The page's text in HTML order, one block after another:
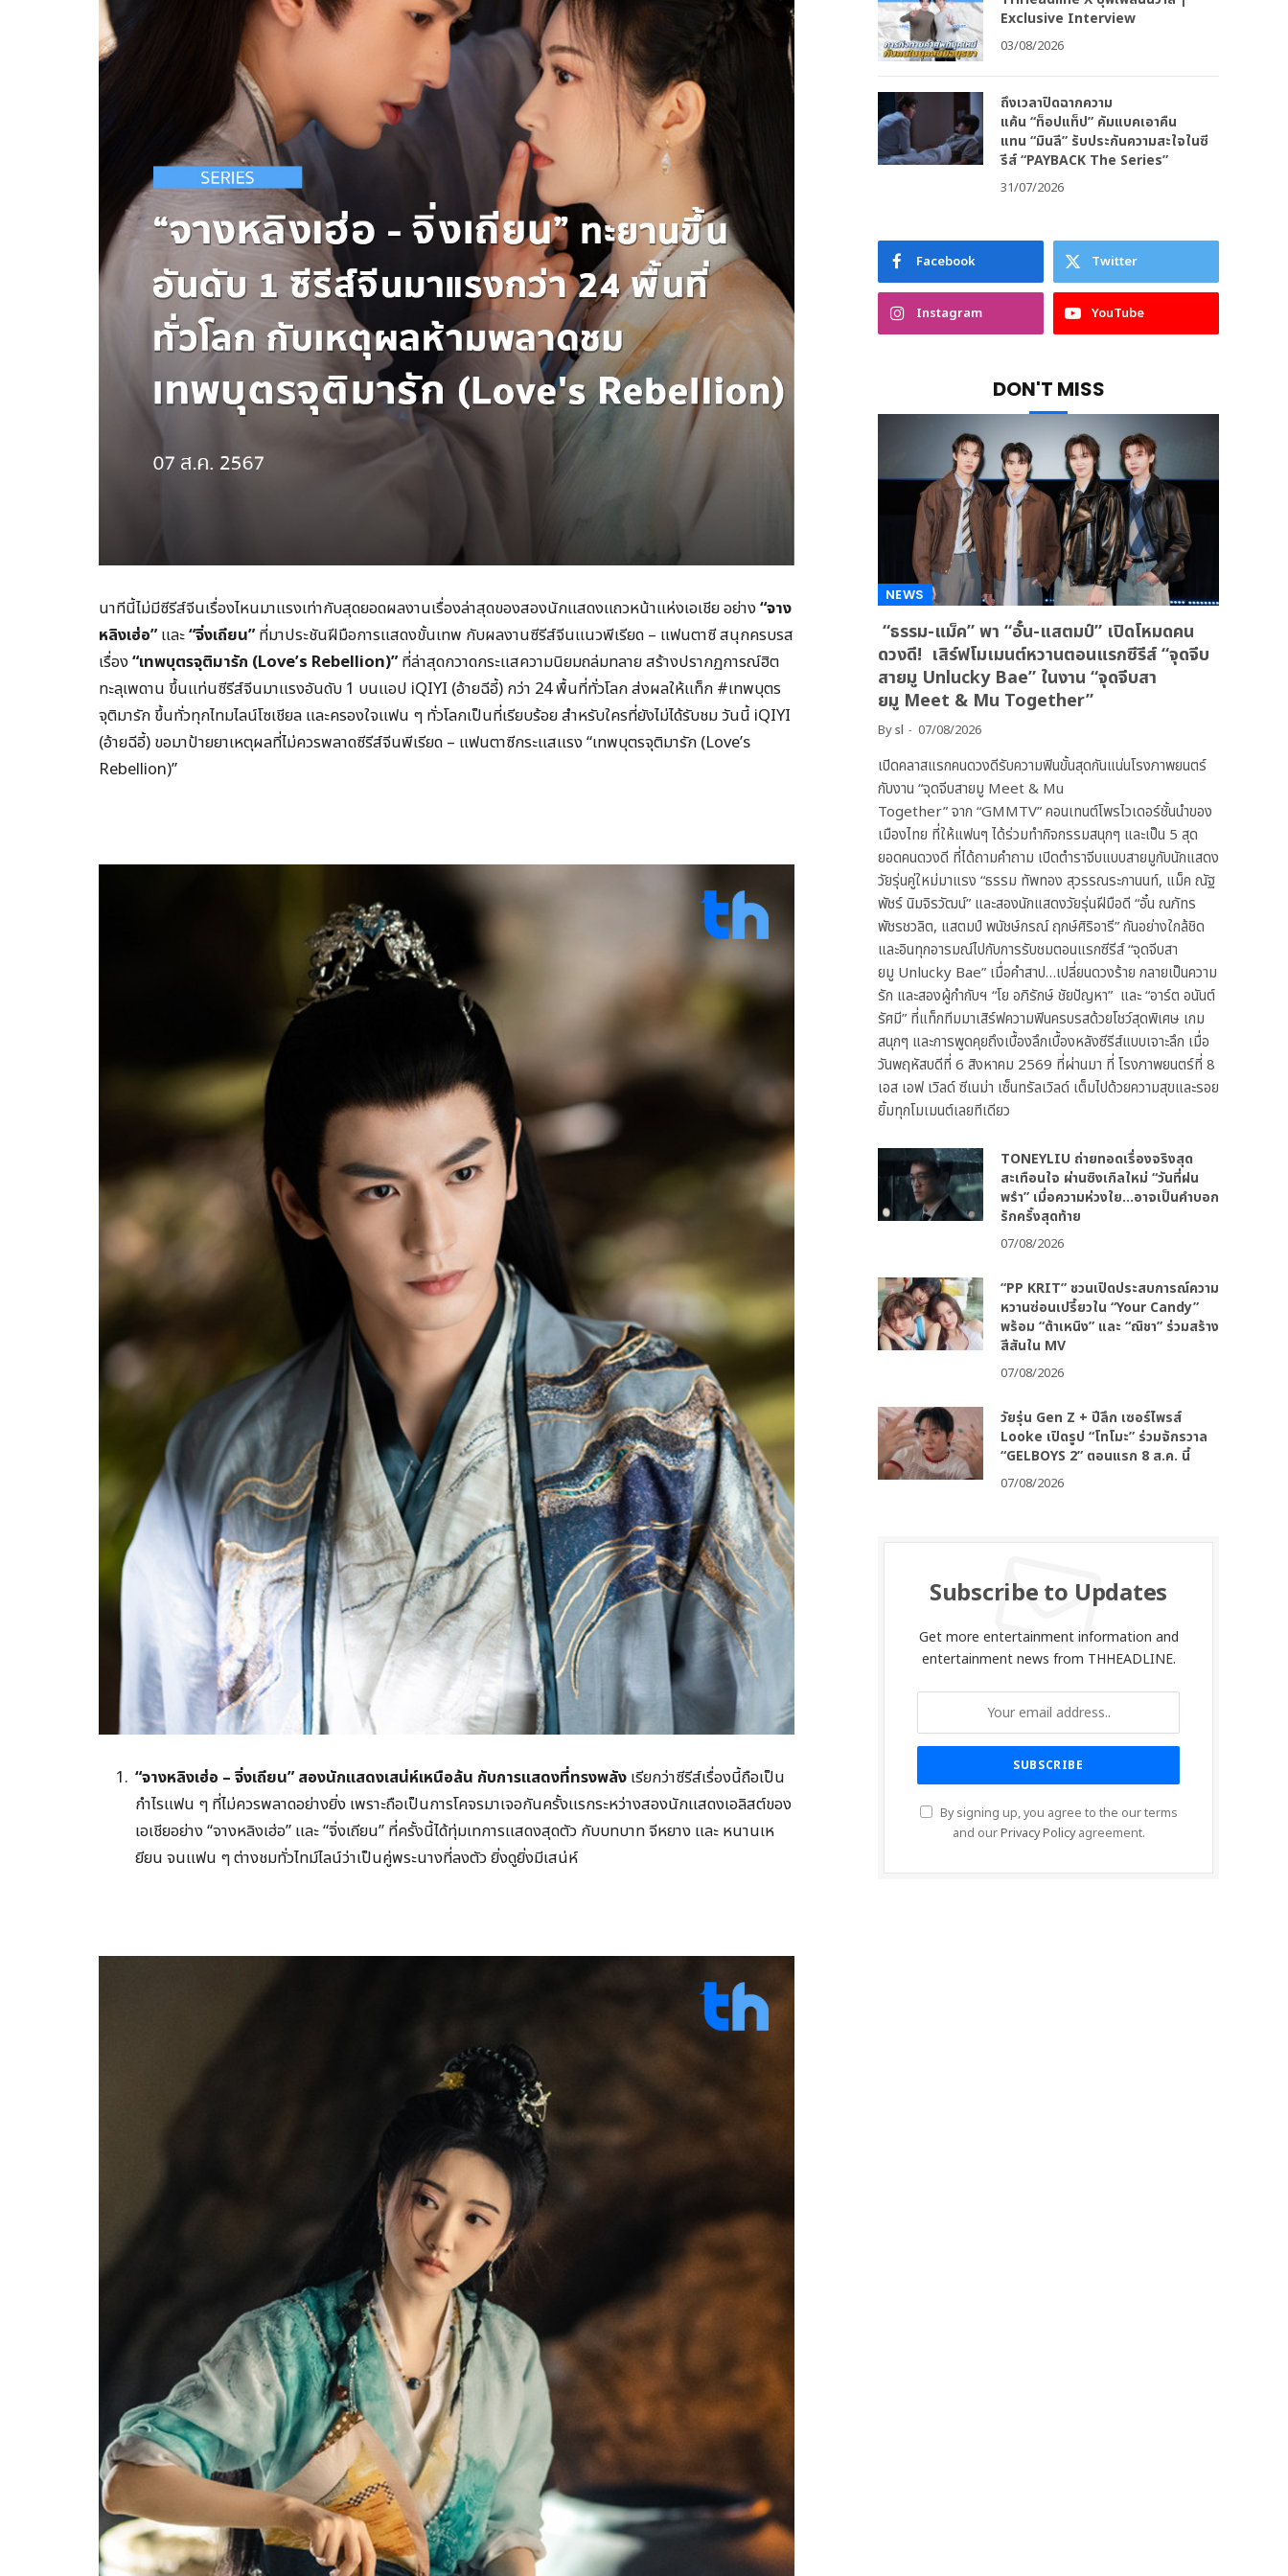
นาทีนี้ไม่มีซีรีส์จีนเรื่องไหนมาแรงเท่ากับสุดยอดผลงานเรื่องล่าสุดของสองนักแสดงแถวหน้าแห่งเอเชีย อย่าง“จาง
หลิงเฮ่อ” และ“จิ่งเถียน” ที่มาประชันฝีมือการแสดงขั้นเทพ กับผลงานซีรีส์จีนแนวพีเรียด – แฟนตาซี สนุกครบรส
เรื่อง“เทพบุตรจุติมารัก (Love’s Rebellion)” ที่ล่าสุดกวาดกระแสความนิยมถล่มทลาย สร้างปรากฏการณ์ฮิต
ทะลุเพดาน ขึ้นแท่นซีรีส์จีนมาแรงอันดับ 1 บนแอป iQIYI (อ้ายฉีอี้) กว่า 24 พื้นที่ทั่วโลก ส่งผลให้แท็ก #เทพบุตร
จุติมารัก ขึ้นทั่วทุกไทมไลน์โซเชียล และครองใจแฟน ๆ ทั่วโลกเป็นที่เรียบร้อย สำหรับใครที่ยังไม่ได้รับชม วันนี้ iQIYI
(อ้ายฉีอี้) ขอมาป้ายยาเหตุผลที่ไม่ควรพลาดซีรีส์จีนพีเรียด – แฟนตาซีกระแสแรง “เทพบุตรจุติมารัก (Love’s
Rebellion)”
“จางหลิงเฮ่อ – จิ่งเถียน” สองนักแสดงเสน่ห์เหนือล้น กับการแสดงที่ทรงพลัง เรียกว่าซีรีส์เรื่องนี้ถือเป็น
กำไรแฟน ๆ ที่ไม่ควรพลาดอย่างยิ่ง เพราะถือเป็นการโคจรมาเจอกันครั้งแรกระหว่างสองนักแสดงเอลิสต์ของ
เอเชียอย่าง “จางหลิงเฮ่อ” และ “จิ่งเถียน” ที่ครั้งนี้ได้ทุ่มเทการแสดงสุดตัว กับบทบาท จีหยาง และ หนานเห
ยียน จนแฟน ๆ ต่างชมทั่วไทม์ไลน์ว่าเป็นคู่พระนางที่ลงตัว ยิ่งดูยิ่งมีเสน่ห์
Exclusive Interview
03/08/2026
ถึงเวลาปิดฉากความ
แค้น “ท็อปแท็ป” คัมแบคเอาคืน
แทน “มินลี” รับประกันความสะใจในซี
รีส์ “PAYBACK The Series”
31/07/2026
Facebook Twitter
Instagram YouTube
DON'T MISS
NEWS
“ธรรม-แม็ค” พา “อั๋น-แสตมป์” เปิดโหมดคน
ดวงดี! เสิร์ฟโมเมนต์หวานตอนแรกซีรีส์ “จุดจีบ
สายมู Unlucky Bae” ในงาน “จุดจีบสา
ยมู Meet & Mu Together”
Bysl 07/08/2026
เปิดคลาสแรกคนดวงดีรับความฟินขั้นสุดกันแน่นโรงภาพยนตร์
กับงาน “จุดจีบสายมู Meet & Mu
Together” จาก “GMMTV” คอนเทนต์โพรไวเดอร์ชั้นนำของ
เมืองไทย ที่ให้แฟนๆ ได้ร่วมทำกิจกรรมสนุกๆ และเป็น 5 สุด
ยอดคนดวงดี ที่ได้ถามคำถาม เปิดตำราจีบแบบสายมูกับนักแสดง
วัยรุ่นคู่ใหม่มาแรง “ธรรม ทัพทอง สุวรรณระกานนท์, แม็ค ณัฐ
พัชร์ นิมจิรวัฒน์” และสองนักแสดงวัยรุ่นฝีมือดี “อั๋น ณภัทร
พัชรชวลิต, แสตมป์ พนัชษ์กรณ์ ฤกษ์ศิริอารี” กันอย่างใกล้ชิด
และอินทุกอารมณ์ไปกับการรับชมตอนแรกซีรีส์ “จุดจีบสา
ยมู Unlucky Bae” เมื่อคำสาป…เปลี่ยนดวงร้าย กลายเป็นความ
รัก และสองผู้กำกับฯ “โย อภิรักษ์ ชัยปัญหา” และ “อาร์ต อนันต์
รัศมี” ที่แท็กทีมมาเสิร์ฟความฟินครบรสด้วยโชว์สุดพิเศษ เกม
สนุกๆ และการพูดคุยถึงเบื้องลึกเบื้องหลังซีรีส์แบบเจาะลึก เมื่อ
วันพฤหัสบดีที่ 6 สิงหาคม 2569 ที่ผ่านมา ที่ โรงภาพยนตร์ที่ 8
เอส เอฟ เวิลด์ ซีเนม่า เซ็นทรัลเวิลด์ เต็มไปด้วยความสุขและรอย
ยิ้มทุกโมเมนต์เลยทีเดียว
TONEYLIU ถ่ายทอดเรื่องจริงสุด
สะเทือนใจ ผ่านซิงเกิลใหม่ “วันที่ฝน
พรำ” เมื่อความห่วงใย…อาจเป็นคำบอก
รักครั้งสุดท้าย
07/08/2026
“PP KRIT” ชวนเปิดประสบการณ์ความ
หวานซ่อนเปรี้ยวใน “Your Candy”
พร้อม “ต้าเหนิง” และ “ณิชา” ร่วมสร้าง
สีสันใน MV
07/08/2026
วัยรุ่น Gen Z + ปีลึก เซอร์ไพรส์
Looke เปิดรูป “โทโมะ” ร่วมจักรวาล
“GELBOYS 2” ตอนแรก 8 ส.ค. นี้
07/08/2026
Subscribe to Updates
Get more entertainment information and
entertainment news from THHEADLINE.
By signing up, you agree to the our terms
and ourPrivacy Policyagreement.